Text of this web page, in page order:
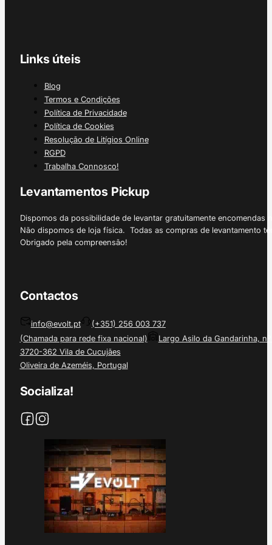
Links úteis
Blog
Termos e Condições
Política de Privacidade
Política de Cookies
Resolução de Litígios Online
RGPD
Trabalha Connosco!
Levantamentos Pickup
Dispomos da possibilidade de levantar gratuitamente
Não dispomos de loja física. Todas as compras de levantamento
Obrigado pela compreensão!
Contactos
info@evolt.pt
(+351) 256 003 737
(Chamada para rede fixa nacional)
Largo Asilo da Gandarinha, nº
3720-362 Vila de Cucujães
Oliveira de Azeméis, Portugal
Socializa!